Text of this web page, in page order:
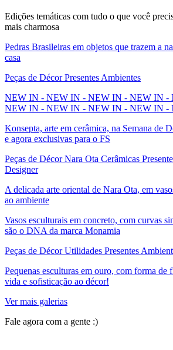
Edições temáticas com tudo o que você
mais charmosa
Pedras Brasileiras em objetos que trazem a
casa
Peças de Décor Presentes Ambientes
NEW IN - NEW IN - NEW IN - NEW IN -
NEW IN - NEW IN - NEW IN - NEW IN -
Konsepta, arte em cerâmica, na Semana de
e agora exclusivas para o FS
Peças de Décor Nara Ota Cerâmicas
Designer
A delicada arte oriental de Nara Ota, em
ao ambiente
Vasos esculturais em concreto, com curvas
são o DNA da marca Monamia
Peças de Décor Utilidades Presentes
Pequenas esculturas em ouro, com forma de
vida e sofisticação ao décor!
Ver mais galerias
Fale agora com a gente :)